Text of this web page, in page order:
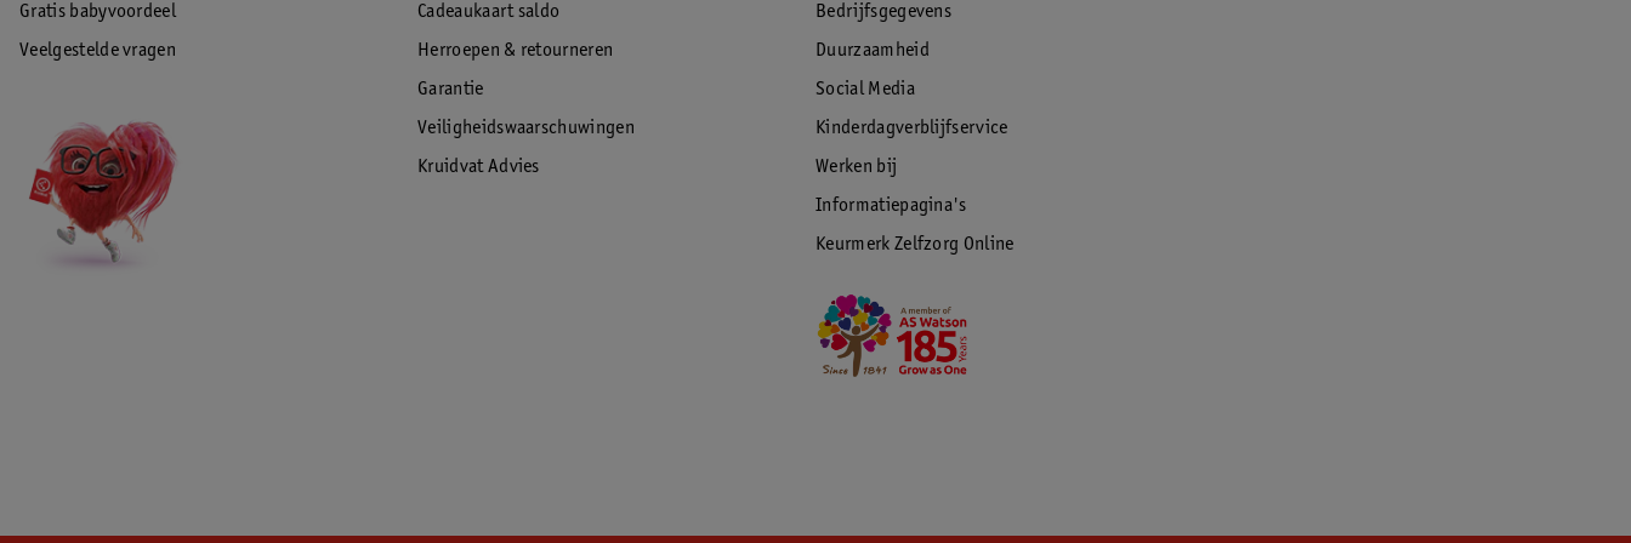
Gratis babyvoordeel
Veelgestelde vragen
Cadeaukaart saldo
Herroepen & retourneren
Garantie
Veiligheidswaarschuwingen
Kruidvat Advies
Bedrijfsgegevens
Duurzaamheid
Social Media
Kinderdagverblijfservice
Werken bij
Informatiepagina's
Keurmerk Zelfzorg Online